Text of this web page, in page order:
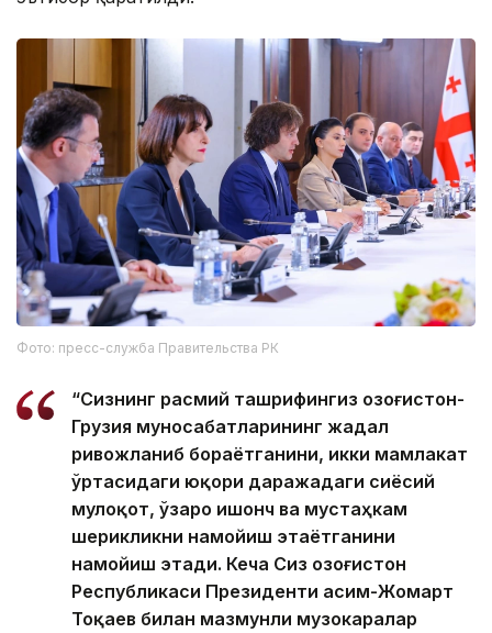
Фото: пресс-служба Правительства РК
“Сизнинг расмий ташрифингиз Қозоғистон-
Грузия муносабатларининг жадал
ривожланиб бораётганини, икки мамлакат
ўртасидаги юқори даражадаги сиёсий
мулоқот, ўзаро ишонч ва мустаҳкам
шерикликни намойиш этаётганини
намойиш этади. Кеча Сиз Қозоғистон
Республикаси Президенти Қасим-Жомарт
Тоқаев билан мазмунли музокаралар